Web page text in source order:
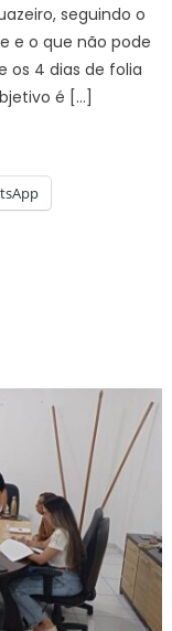
seguindo o
e o que não pode
os 4 dias de folia
é […]